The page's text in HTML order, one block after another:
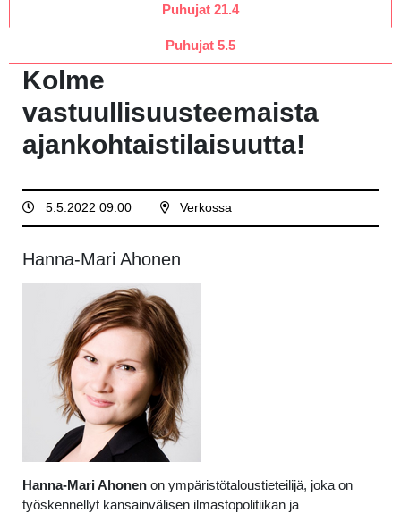
Puhujat 21.4
Puhujat 5.5
Kolme
vastuullisuusteemaista
ajankohtaistilaisuutta!
5.5.2022 09:00 Verkossa
Hanna-Mari Ahonen
Hanna-Mari Ahonen on ympäristötaloustieteilijä, joka on
työskennellyt kansainvälisen ilmastopolitiikan ja